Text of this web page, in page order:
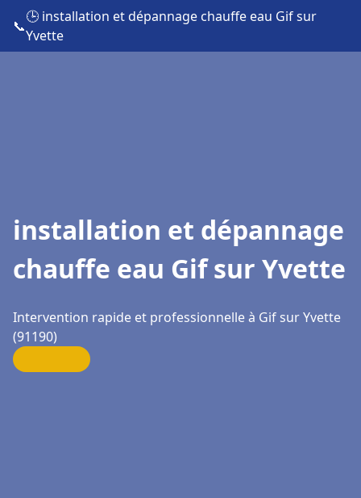
📞
🕒 installation et dépannage chauffe eau Gif sur
Yvette
installation et dépannage
chauffe eau Gif sur Yvette
Intervention rapide et professionnelle à Gif sur Yvette
(91190)